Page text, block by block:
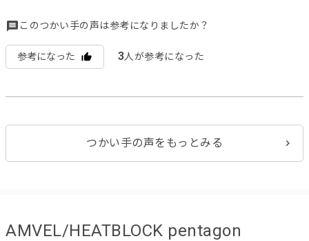
このつかい手の声は参考になりましたか？
参考になった 3人が参考になった
つかい手の声をもっとみる
AMVEL/HEATBLOCK pentagon